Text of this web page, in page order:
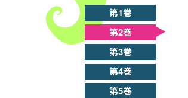
第1巻
第2巻
第3巻
第4巻
第5巻